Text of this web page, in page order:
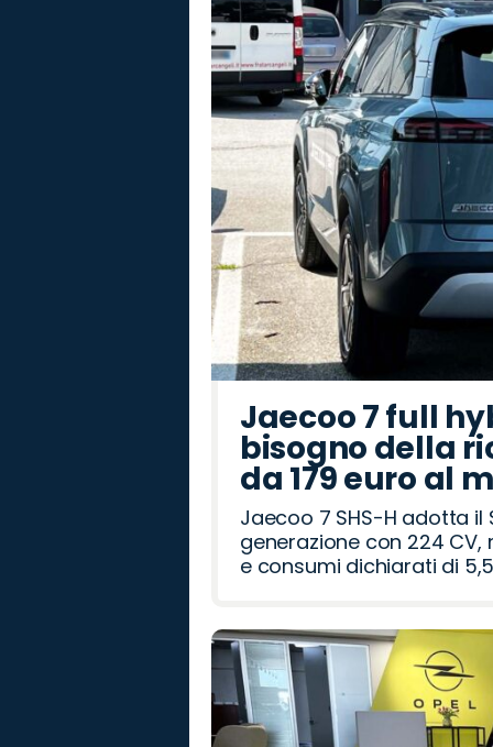
Jaecoo 7 full
bisogno della
da 179 euro al
Jaecoo 7 SHS-H adotta il
generazione con 224 CV,
e consumi dichiarati di